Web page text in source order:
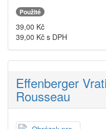
Použité
39,00 Kč
39,00 Kč s DPH
Effenberger
Rousseau